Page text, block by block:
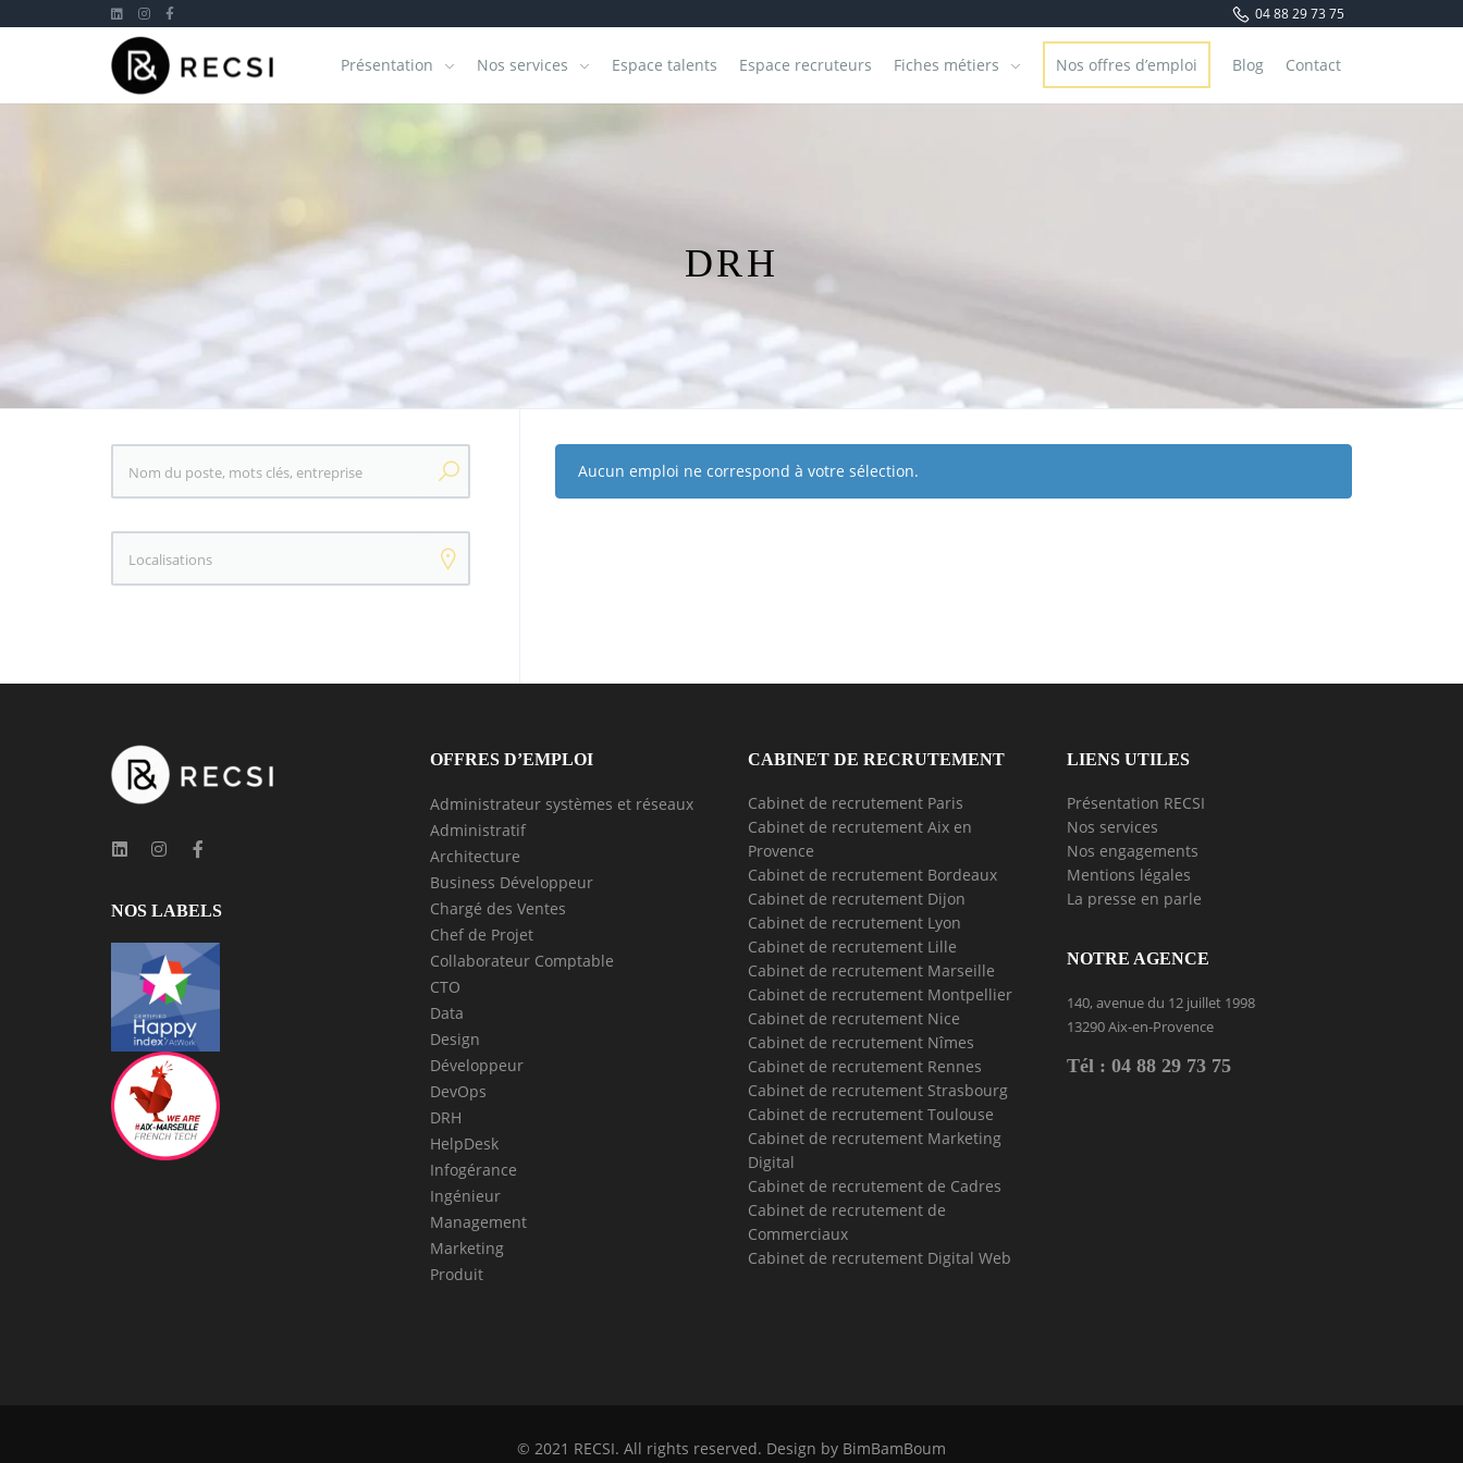
04 88 29 73 75
Présentation Nos services Espace talents Espace recruteurs Fiches métiers Nos offres d’emploi Blog Contact
DRH
Aucun emploi ne correspond à votre sélection.
NOS LABELS
OFFRES D’EMPLOI
Administrateur systèmes et réseaux
Administratif
Architecture
Business Développeur
Chargé des Ventes
Chef de Projet
Collaborateur Comptable
CTO
Data
Design
Développeur
DevOps
DRH
HelpDesk
Infogérance
Ingénieur
Management
Marketing
Produit
CABINET DE RECRUTEMENT
Cabinet de recrutement Paris
Cabinet de recrutement Aix en
Provence
Cabinet de recrutement Bordeaux
Cabinet de recrutement Dijon
Cabinet de recrutement Lyon
Cabinet de recrutement Lille
Cabinet de recrutement Marseille
Cabinet de recrutement Montpellier
Cabinet de recrutement Nice
Cabinet de recrutement Nîmes
Cabinet de recrutement Rennes
Cabinet de recrutement Strasbourg
Cabinet de recrutement Toulouse
Cabinet de recrutement Marketing
Digital
Cabinet de recrutement de Cadres
Cabinet de recrutement de
Commerciaux
Cabinet de recrutement Digital Web
LIENS UTILES
Présentation RECSI
Nos services
Nos engagements
Mentions légales
La presse en parle
NOTRE AGENCE
140, avenue du 12 juillet 1998
13290 Aix-en-Provence
Tél : 04 88 29 73 75
© 2021 RECSI. All rights reserved. Design by BimBamBoum